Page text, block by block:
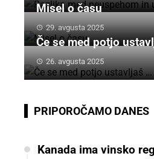
Misel o času
29. avgusta 2025
Če se med potjo
26. avgusta 2025
PRIPOROČAMO DANES
Kanada ima vinsko